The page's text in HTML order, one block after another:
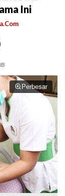
Ini
Perbesar